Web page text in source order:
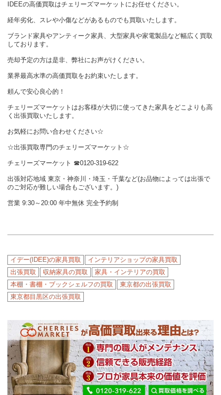
IDEEの高価買取はチェリーズマーケットにお任せください。
経年劣化、スレや小傷などがあるものでも買取いたします。
ブランド家具やアンティーク家具、大型家具や家電製品など幅広く買取
しております。
売却予定の方は是非、弊社にお声がけください。
業界最高水準の高価買取をお約束いたします。
頼んで安心良心的！
チェリーズマーケットはお客様が大切に使ってきた家具をどこよりも高
く出張買取いたします。
お気軽にお問い合わせください☆
☆出張買取専門のチェリーズマーケット☆
チェリーズマーケット ☎︎0120-319-622
出張対応地域 東京・神奈川・埼玉・千葉など(お品物によっては出張で
のご対応が難しい場合もございます。)
営業 9:30～20:00 年中無休 完全予約制
イデー(IDEE)の家具買取
インテリアショップの家具買取
出張買取
収納家具の買取
家具・インテリアの買取
本棚・書棚・ブックシェルフの買取
東京都の出張買取
東京都目黒区の出張買取